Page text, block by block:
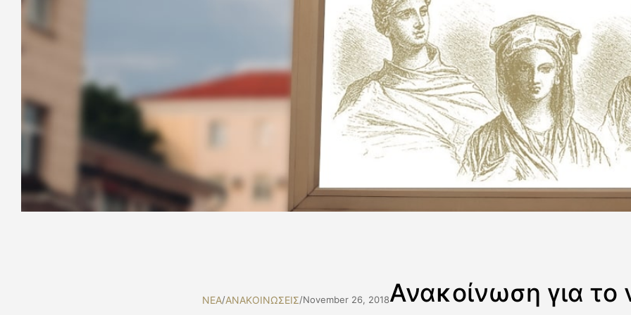
NEA/ΑΝΑΚΟΙΝΩΣΕΙΣ/November 26, 2018Ανακοίνωση για το